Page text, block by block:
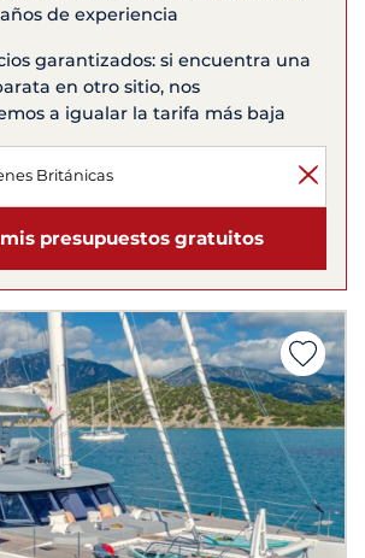
de experiencia
garantizados: si encuentra una
en otro sitio, nos
a igualar la tarifa más baja
presupuestos gratuitos